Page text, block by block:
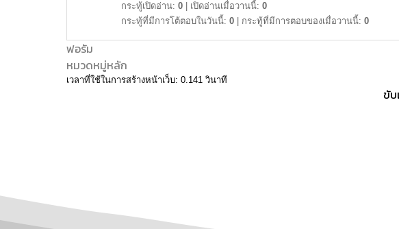
กระทู้เปิดอ่าน: 0 เปิดอ่านเมื่อวานนี้: 0
กระทู้ที่มีการโต้ตอบในวันนี้: 0 กระทู้ที่มีการตอบของเมื่อวานนี้: 0
ฟอรัม
หมวดหมู่หลัก
เวลาที่ใช้ในการสร้างหน้าเว็บ: 0.141 วินาที
ขับ